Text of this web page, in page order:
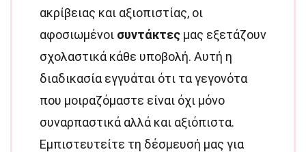
ακρίβειας και αξιοπιστίας, οι
αφοσιωμένοι συντάκτες μας εξετάζουν
σχολαστικά κάθε υποβολή. Αυτή η
διαδικασία εγγυάται ότι τα γεγονότα
που μοιραζόμαστε είναι όχι μόνο
συναρπαστικά αλλά και αξιόπιστα.
Εμπιστευτείτε τη δέσμευσή μας για